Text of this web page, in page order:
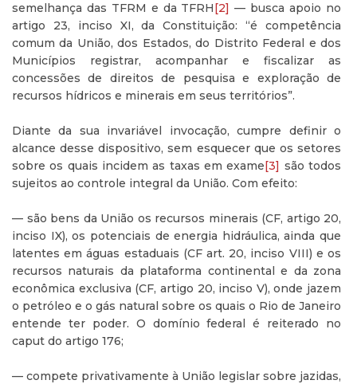
semelhança das TFRM e da TFRH[2] — busca apoio no
artigo 23, inciso XI, da Constituição: “é competência
comum da União, dos Estados, do Distrito Federal e dos
Municípios registrar, acompanhar e fiscalizar as
concessões de direitos de pesquisa e exploração de
recursos hídricos e minerais em seus territórios”.
Diante da sua invariável invocação, cumpre definir o
alcance desse dispositivo, sem esquecer que os setores
sobre os quais incidem as taxas em exame[3] são todos
sujeitos ao controle integral da União. Com efeito:
— são bens da União os recursos minerais (CF, artigo 20,
inciso IX), os potenciais de energia hidráulica, ainda que
latentes em águas estaduais (CF art. 20, inciso VIII) e os
recursos naturais da plataforma continental e da zona
econômica exclusiva (CF, artigo 20, inciso V), onde jazem
o petróleo e o gás natural sobre os quais o Rio de Janeiro
entende ter poder. O domínio federal é reiterado no
caput do artigo 176;
— compete privativamente à União legislar sobre jazidas,